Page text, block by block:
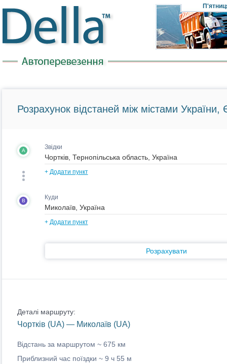
Розрахунок відстаней між містами України,
A Звідки
+ Додати пункт
B Куди
+ Додати пункт
Розрахувати
Деталі маршруту:
Чортків (UA) — Миколаїв (UA)
Відстань за маршрутом ~ 675 км
Приблизний час поїздки ~ 9 ч 55 м